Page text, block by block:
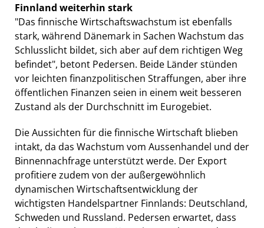
Finnland weiterhin stark
"Das finnische Wirtschaftswachstum ist ebenfalls
stark, während Dänemark in Sachen Wachstum das
Schlusslicht bildet, sich aber auf dem richtigen Weg
befindet", betont Pedersen. Beide Länder stünden
vor leichten finanzpolitischen Straffungen, aber ihre
öffentlichen Finanzen seien in einem weit besseren
Zustand als der Durchschnitt im Eurogebiet.
Die Aussichten für die finnische Wirtschaft blieben
intakt, da das Wachstum vom Aussenhandel und der
Binnennachfrage unterstützt werde. Der Export
profitiere zudem von der außergewöhnlich
dynamischen Wirtschaftsentwicklung der
wichtigsten Handelspartner Finnlands: Deutschland,
Schweden und Russland. Pedersen erwartet, dass